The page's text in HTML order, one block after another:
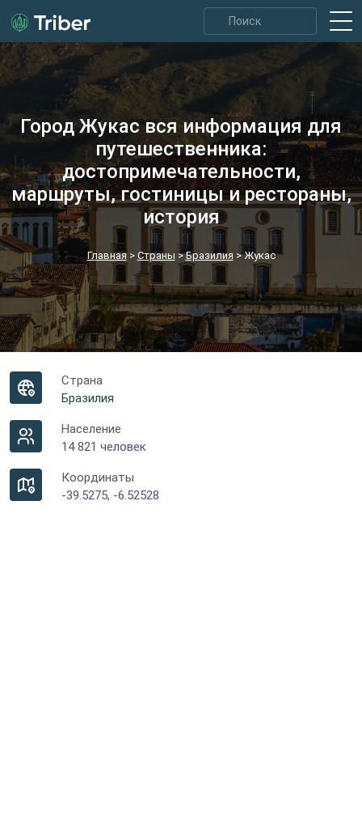
Город Жукас вся информация для
путешественника:
достопримечательности,
маршруты, гостиницы и рестораны,
история
Главная> Страны >Бразилия >Жукас
Страна
Бразилия
Население
14 821 человек
Координаты
-39.5275, -6.52528